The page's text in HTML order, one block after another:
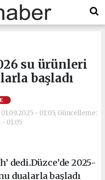
su ürünleri
başladı
- 01:05, Güncelleme:
- 01:05
dedi.Düzce’de 2025-
dualarla başladı